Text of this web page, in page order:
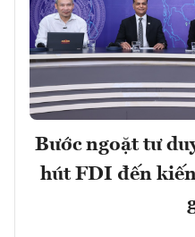
Bước ngoặt tư
hút FDI đến